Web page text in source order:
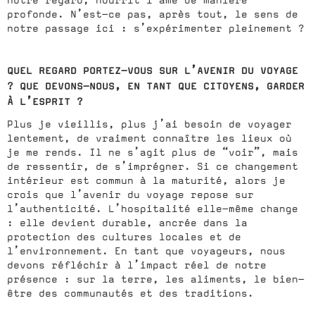
profonde. N’est-ce pas, après tout, le sens de
notre passage ici : s’expérimenter pleinement ?
QUEL REGARD PORTEZ-VOUS SUR L’AVENIR DU VOYAGE
? QUE DEVONS-NOUS, EN TANT QUE CITOYENS, GARDER
À L’ESPRIT ?
Plus je vieillis, plus j’ai besoin de voyager
lentement, de vraiment connaître les lieux où
je me rends. Il ne s’agit plus de “voir”, mais
de ressentir, de s’imprégner. Si ce changement
intérieur est commun à la maturité, alors je
crois que l’avenir du voyage repose sur
l’authenticité. L’hospitalité elle-même change
: elle devient durable, ancrée dans la
protection des cultures locales et de
l’environnement. En tant que voyageurs, nous
devons réfléchir à l’impact réel de notre
présence : sur la terre, les aliments, le bien-
être des communautés et des traditions.